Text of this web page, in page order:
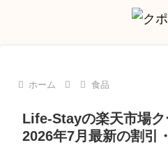
ホーム 食品
Life-Stayの楽天市場ク
2026年7月最新の割引